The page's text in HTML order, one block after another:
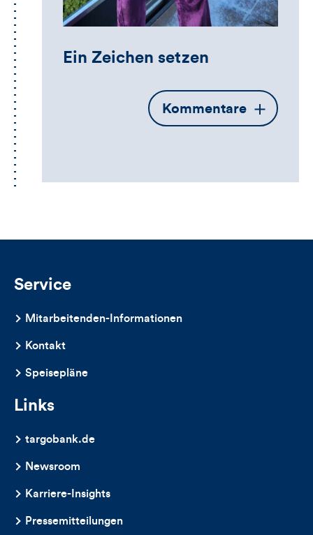
Ein Zeichen setzen
Öffnet
die
Kommentare
Service
Mitarbeitenden-Informationen
Kontakt
Speisepläne
Links
targobank.de
Newsroom
Karriere-Insights
Pressemitteilungen